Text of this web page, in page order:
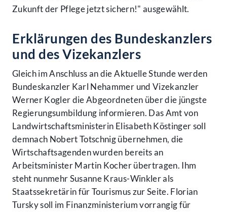
Zukunft der Pflege jetzt sichern!" ausgewählt.
Erklärungen des Bundeskanzlers
und des Vizekanzlers
Gleich im Anschluss an die Aktuelle Stunde werden
Bundeskanzler Karl Nehammer und Vizekanzler
Werner Kogler die Abgeordneten über die jüngste
Regierungsumbildung informieren. Das Amt von
Landwirtschaftsministerin Elisabeth Köstinger soll
demnach Nobert Totschnig übernehmen, die
Wirtschaftsagenden wurden bereits an
Arbeitsminister Martin Kocher übertragen. Ihm
steht nunmehr Susanne Kraus-Winkler als
Staatssekretärin für Tourismus zur Seite. Florian
Tursky soll im Finanzministerium vorrangig für